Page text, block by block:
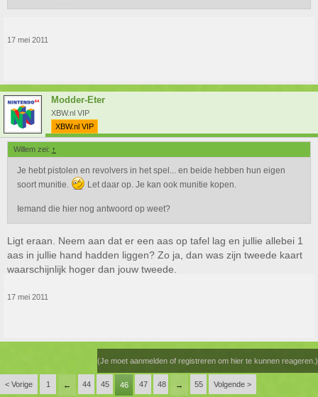
17 mei 2011
Modder-Eter
XBW.nl VIP
XBW.nl VIP
Willem zei: ↑
Je hebt pistolen en revolvers in het spel... en beide hebben hun eigen
soort munitie.
Let daar op. Je kan ook munitie kopen.
Iemand die hier nog antwoord op weet?
Ligt eraan. Neem aan dat er een aas op tafel lag en jullie allebei 1
aas in jullie hand hadden liggen? Zo ja, dan was zijn tweede kaart
waarschijnlijk hoger dan jouw tweede.
17 mei 2011
(Je moet aanmelden of registreren om hier te kunnen reageren.)
< Vorige 1 ← 44 45 46 47 48 → 55 Volgende >